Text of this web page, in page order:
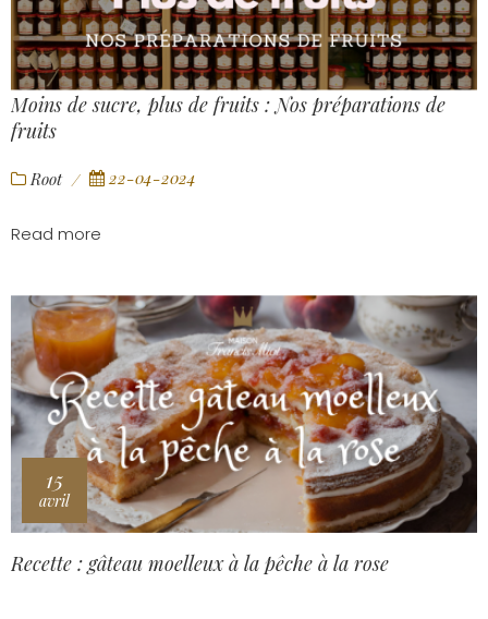
Moins de sucre, plus de fruits : Nos préparations de
fruits
Root 22-04-2024
Read more
15
avril
Recette : gâteau moelleux à la pêche à la rose